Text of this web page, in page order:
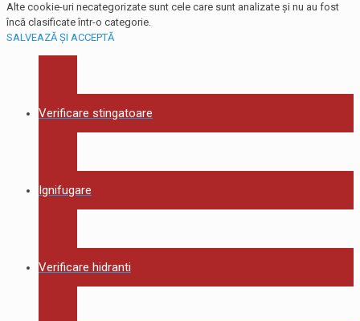
Alte cookie-uri necategorizate sunt cele care sunt analizate și nu au fost
încă clasificate într-o categorie.
SALVEAZĂ ȘI ACCEPTĂ
Verificare stingatoare
Ignifugare
Verificare hidranti